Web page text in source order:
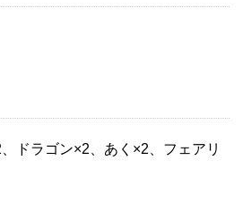
ドラゴン×2、あく×2、フェアリ